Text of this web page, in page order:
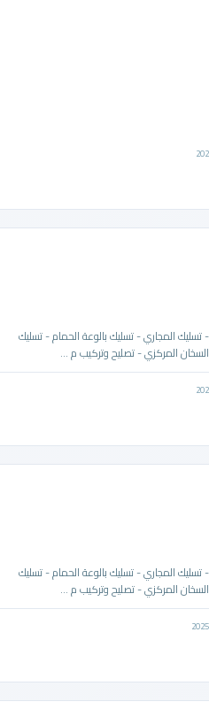
المجاري - تسليك بالوعة الحمام - تسليك
المركزي - تصليح وتركيب م ...
المجاري - تسليك بالوعة الحمام - تسليك
المركزي - تصليح وتركيب م ...